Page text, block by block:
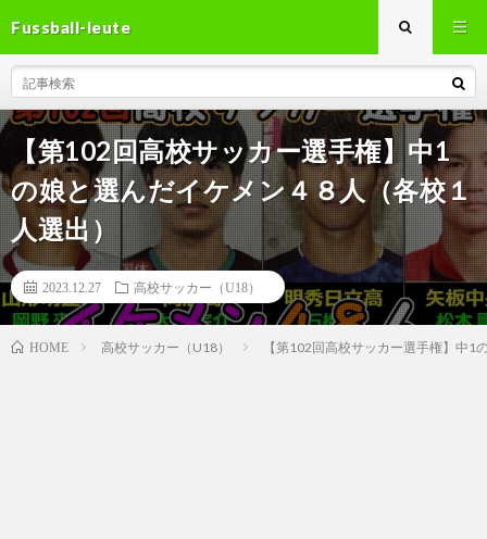
Fussball-leute
【第102回高校サッカー選手権】中1
の娘と選んだイケメン４８人（各校１
人選出）
2023.12.27 高校サッカー（U18）
HOME 高校サッカー（U18） 【第102回高校サッカー選手権】中